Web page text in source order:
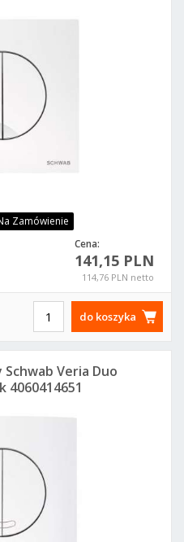
Zamówienie
Cena:
141,15 PLN
114,76 PLN netto
do koszyka
Schwab Veria Duo
4060414651